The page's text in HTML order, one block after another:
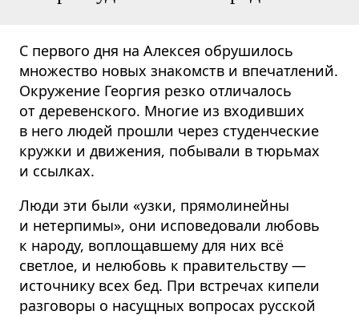
С первого дня на Алексея обрушилось
множество новых знакомств и впечатлений.
Окружение Георгия резко отличалось
от деревенского. Многие из входивших
в него людей прошли через студенческие
кружки и движения, побывали в тюрьмах
и ссылках.
Люди эти были «узки, прямолинейны
и нетерпимы», они исповедовали любовь
к народу, воплощавшему для них всё
светлое, и нелюбовь к правительству —
источнику всех бед. При встречах кипели
разговоры о насущных вопросах русской